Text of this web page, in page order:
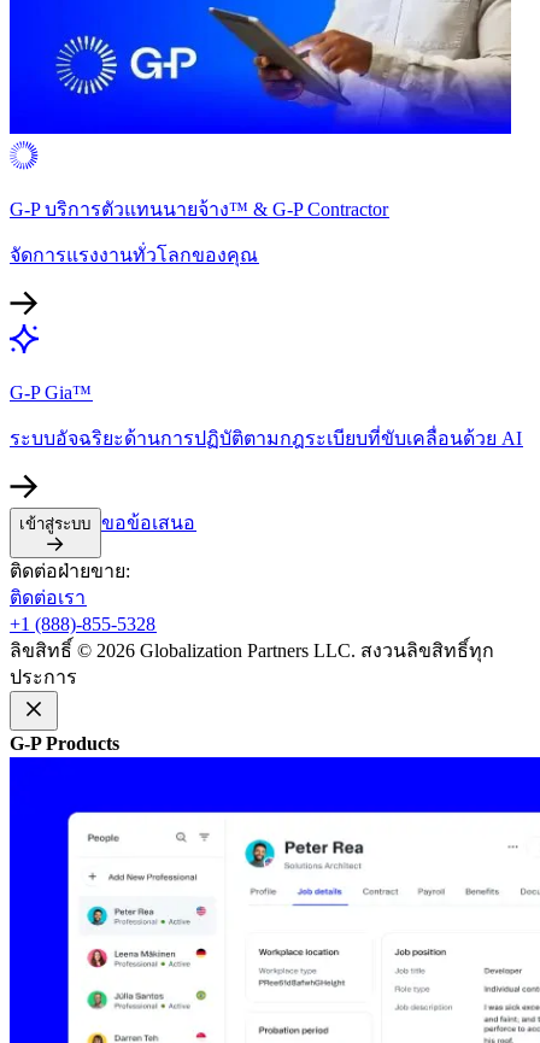
G-P บริการตัวแทนนายจ้าง™ & G-P Contractor​​
จัดการแรงงานทั่วโลกของคุณ​​
G-P Gia™​​
ระบบอัจฉริยะด้านการปฏิบัติตามกฎระเบียบที่ขับเคลื่อนด้วย AI​​
เข้าสู่ระบบ​​ ขอข้อเสนอ​​
ติดต่อฝ่ายขาย:​​
ติดต่อเรา​​
+1 (888)-855-5328​​
ลิขสิทธิ์ © 2026 Globalization Partners LLC. สงวนลิขสิทธิ์ทุก
ประการ​​
G-P Products​​